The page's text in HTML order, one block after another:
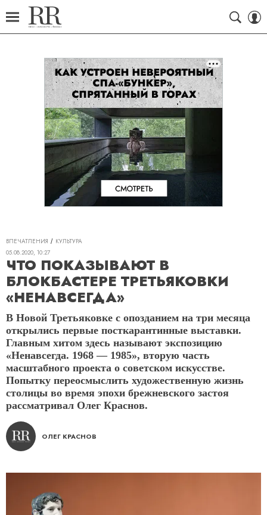
ВПЕЧАТЛЕНИЯ
КУЛЬТУРА
05.08.2020, 10:27
ЧТО ПОКАЗЫВАЮТ В
БЛОКБАСТЕРЕ ТРЕТЬЯКОВКИ
«НЕНАВСЕГДА»
В Новой Третьяковке с опозданием на три месяца
открылись первые посткарантинные выставки.
Главным хитом здесь называют экспозицию
«Ненавсегда. 1968 — 1985», вторую часть
масштабного проекта о советском искусстве.
Попытку переосмыслить художественную жизнь
столицы во время эпохи брежневского застоя
рассматривал Олег Краснов.
ОЛЕГ КРАСНОВ